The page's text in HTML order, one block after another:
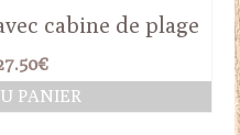
cabine de plage
€Le
prix
actuel
PANIER